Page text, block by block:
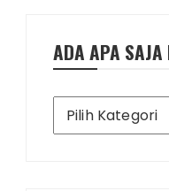
ADA APA SAJA
Ada
Apa